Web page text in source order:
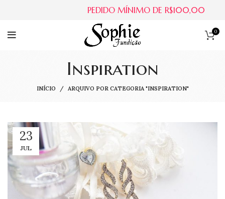
0
Inspiration
INÍCIO ARQUIVO POR CATEGORIA "INSPIRATION"
23
JUL
PEDIDO MÍNIMO DE R$100,00